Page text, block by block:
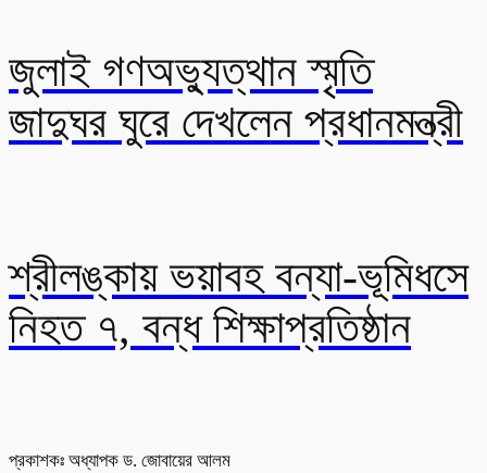
জুলাই গণঅভ্যুত্থান স্মৃতি
জাদুঘর ঘুরে দেখলেন প্রধানমন্ত্রী
শ্রীলঙ্কায় ভয়াবহ বন্যা-ভূমিধসে
নিহত ৭, বন্ধ শিক্ষাপ্রতিষ্ঠান
প্রকাশকঃ অধ্যাপক ড. জোবায়ের আলম